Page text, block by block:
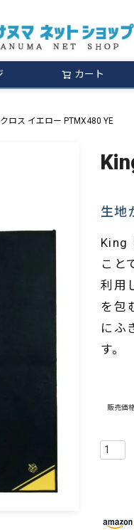
カート
ロス イエロー PTMX480 YE
生地
King
こと
利用
を包
にふ
す。
販売価